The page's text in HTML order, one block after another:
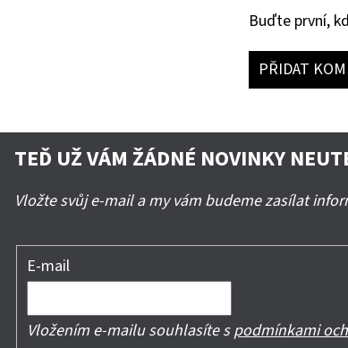
Buďte první,
PŘIDAT
TEĎ UŽ VÁM ŽÁDNÉ NOVINKY
Vložte svůj e-mail a my vám budeme zasílat
E-mail
Vložením e-mailu souhlasíte spodmínkami